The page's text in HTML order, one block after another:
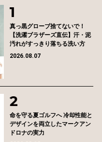
真っ黒グローブ捨てないで！
【洗濯ブラザーズ直伝】汗・泥
汚れがすっきり落ちる洗い方
2026.08.07
命を守る夏ゴルフへ 冷却性能と
デザインを両立したマークアン
ドロナの実力